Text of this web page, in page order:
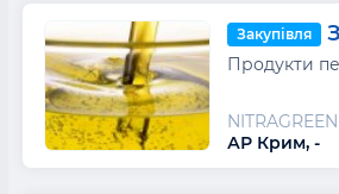
Закупівля
Продукти
NITRAGREEN
АР Крим, -